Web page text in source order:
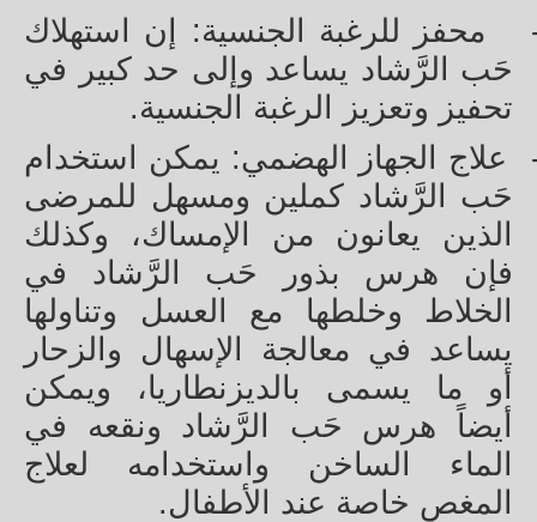
محفز للرغبة الجنسية: إن استهلاك
حَب الرَّشاد يساعد وإلى حد كبير في
تحفيز وتعزيز الرغبة الجنسية.
علاج الجهاز الهضمي: يمكن استخدام
حَب الرَّشاد كملين ومسهل للمرضى
الذين يعانون من الإمساك، وكذلك
فإن هرس بذور حَب الرَّشاد في
الخلاط وخلطها مع العسل وتناولها
يساعد في معالجة الإسهال والزحار
أو ما يسمى بالديزنطاريا، ويمكن
أيضاً هرس حَب الرَّشاد ونقعه في
الماء الساخن واستخدامه لعلاج
المغص خاصة عند الأطفال.